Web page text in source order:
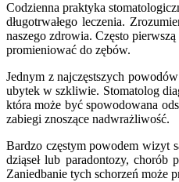
Codzienna praktyka
długotrwałego leczenia.
naszego zdrowia. Często
promieniować do zębów.
Jednym z najczęstszych
ubytek w szkliwie. Stomatolog
która może być spowodowana
zabiegi znoszące nadwrażliwość.
Bardzo częstym powodem wizyt
dziąseł lub paradontozy, chorób
Zaniedbanie tych schorzeń może